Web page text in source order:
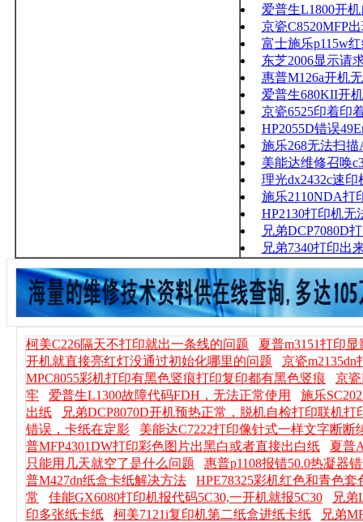
爱普生L1800开
京瓷C8520MFP
富士施乐p115w
东芝2006显示请
惠普M126a开机
爱普生680KII开
京瓷6525印着印
HP2055D错误
施乐268无法扫描
美能达维修召唤
理光dx2432c速
施乐2110NDA打
HP2130打印机无
兄弟DCP7080D
兄弟7340打印出
柯美C226隔天不打印就出一条线的问题
夏普m3151打印
开机就直接亮红灯没通过初始化哪里的问题
京瓷
MPC8055彩机打印有黑色竖痕打印复印都有黑色竖痕
京
牢
爱普生L1300故障代码FDH，无法正常使用
施乐
出纸
兄弟DCP8070D开机预热正常，脱机自检打印联机打
错误，卡纸在定影
美能达C7222打印像针式一样文字断断
普MFP4301DW打印彩色图片出黑白或者直接出白纸
夏普
只能用几天就空了是什么问题
惠普p1108报错50.0热凝器
普M427dn纸盒卡纸解决方法
HPE78325彩机红色和青色套
常
佳能GX6080打印机报代码5C30,一开机就报5C30
兄弟
印多张纸卡纸
柯美7121i复印机第二纸盒进纸卡纸 兄弟